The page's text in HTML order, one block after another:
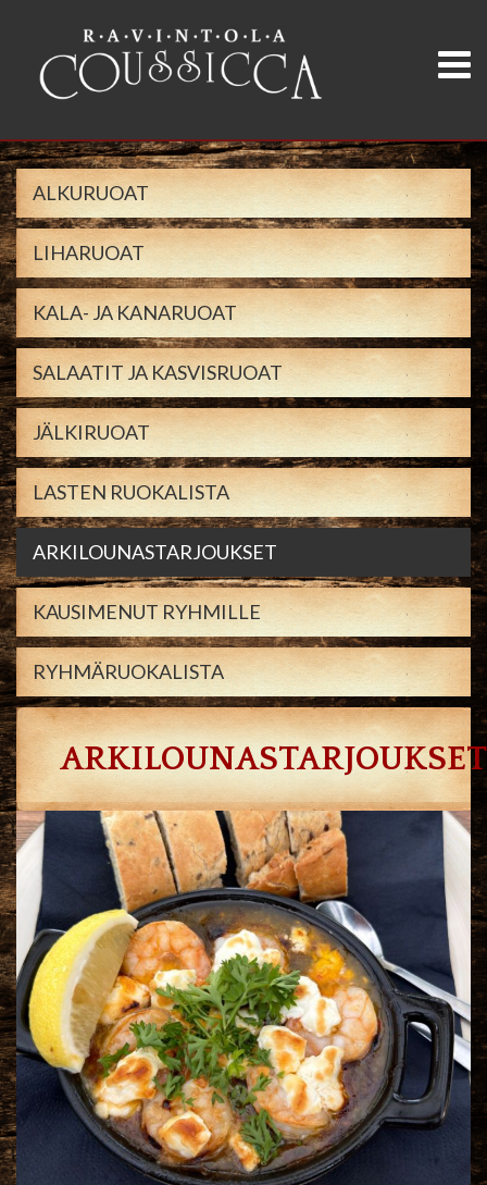
ALKURUOAT
LIHARUOAT
KALA- JA KANARUOAT
SALAATIT JA KASVISRUOAT
JÄLKIRUOAT
LASTEN RUOKALISTA
ARKILOUNASTARJOUKSET
KAUSIMENUT RYHMILLE
RYHMÄRUOKALISTA
ARKILOUNASTARJOUKSET